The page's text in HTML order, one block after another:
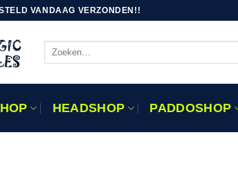
VANDAAG VERZONDEN!!
Zoeken
HEADSHOP PADDOSHOP